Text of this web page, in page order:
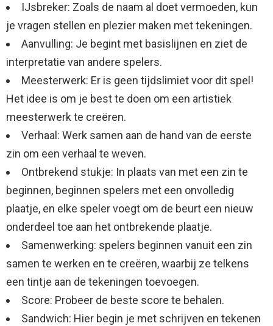
IJsbreker: Zoals de naam al doet vermoeden, kun
je vragen stellen en plezier maken met tekeningen.
Aanvulling: Je begint met basislijnen en ziet de
interpretatie van andere spelers.
Meesterwerk: Er is geen tijdslimiet voor dit spel!
Het idee is om je best te doen om een ​​artistiek
meesterwerk te creëren.
Verhaal: Werk samen aan de hand van de eerste
zin om een ​​verhaal te weven.
Ontbrekend stukje: In plaats van met een zin te
beginnen, beginnen spelers met een onvolledig
plaatje, en elke speler voegt om de beurt een nieuw
onderdeel toe aan het ontbrekende plaatje.
Samenwerking: spelers beginnen vanuit een zin
samen te werken en te creëren, waarbij ze telkens
een tintje aan de tekeningen toevoegen.
Score: Probeer de beste score te behalen.
Sandwich: Hier begin je met schrijven en tekenen